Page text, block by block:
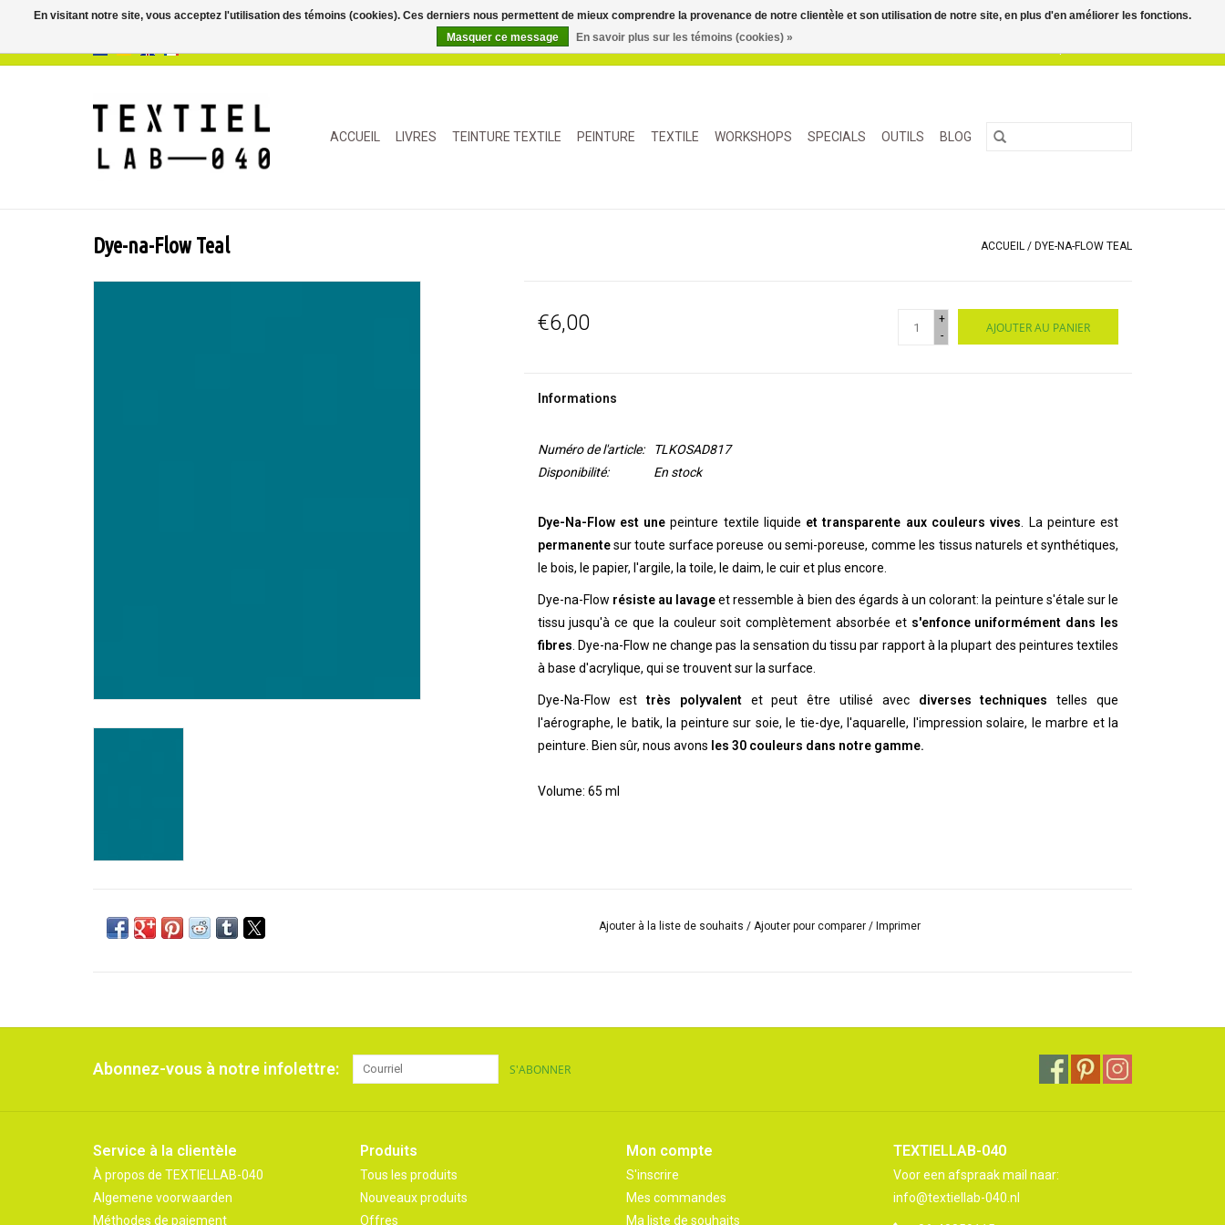
ACCUEIL LIVRES TEINTURE TEXTILE PEINTURE TEXTILE WORKSHOPS SPECIALS OUTILS BLOG
Dye-na-Flow Teal ACCUEIL / DYE-NA-FLOW TEAL
€6,00
+
-
AJOUTER AU PANIER
Informations
Numéro de l'article:
TLKOSAD817
Disponibilité:
En stock
Dye-Na-Flow est une peinture textile liquide et transparente aux couleurs vives . La peinture est
permanentesur toute surface poreuse ou semi-poreuse, comme les tissus naturels et synthétiques,
le bois, le papier, l'argile, la toile, le daim, le cuir et plus encore.
Dye-na-Flow résiste au lavageet ressemble à bien des égards à un colorant: la peinture s'étale sur le
tissu jusqu'à ce que la couleur soit complètement absorbée et s'enfonce uniformément dans les
fibres . Dye-na-Flow ne change pas la sensation du tissu par rapport à la plupart des peintures textiles
à base d'acrylique, qui se trouvent sur la surface.
Dye-Na-Flow esttrès polyvalent et peut être utilisé avec diverses techniques telles que
l'aérographe, le batik, la peinture sur soie, le tie-dye, l'aquarelle, l'impression solaire, le marbre et la
peinture. Bien sûr, nous avons les 30 couleurs dans notre gamme.
Volume: 65 ml
Ajouter à la liste de souhaits / Ajouter pour comparer /Imprimer
Abonnez-vous à notre infolettre: S'ABONNER
Service à la clientèle
À propos de TEXTIELLAB-040
Algemene voorwaarden
Méthodes de paiement
Produits
Tous les produits
Nouveaux produits
Offres
Mon compte
S'inscrire
Mes commandes
Ma liste de souhaits
TEXTIELLAB-040
Voor een afspraak mail naar:
info@textiellab-040.nl
En visitant notre site, vous acceptez l'utilisation des témoins (cookies). Ces derniers nous permettent de mieux comprendre la provenance de notre clientèle et son utilisation de notre site, en plus d'en améliorer les fonctions.
Masquer ce message
En savoir plus sur les témoins (cookies) »